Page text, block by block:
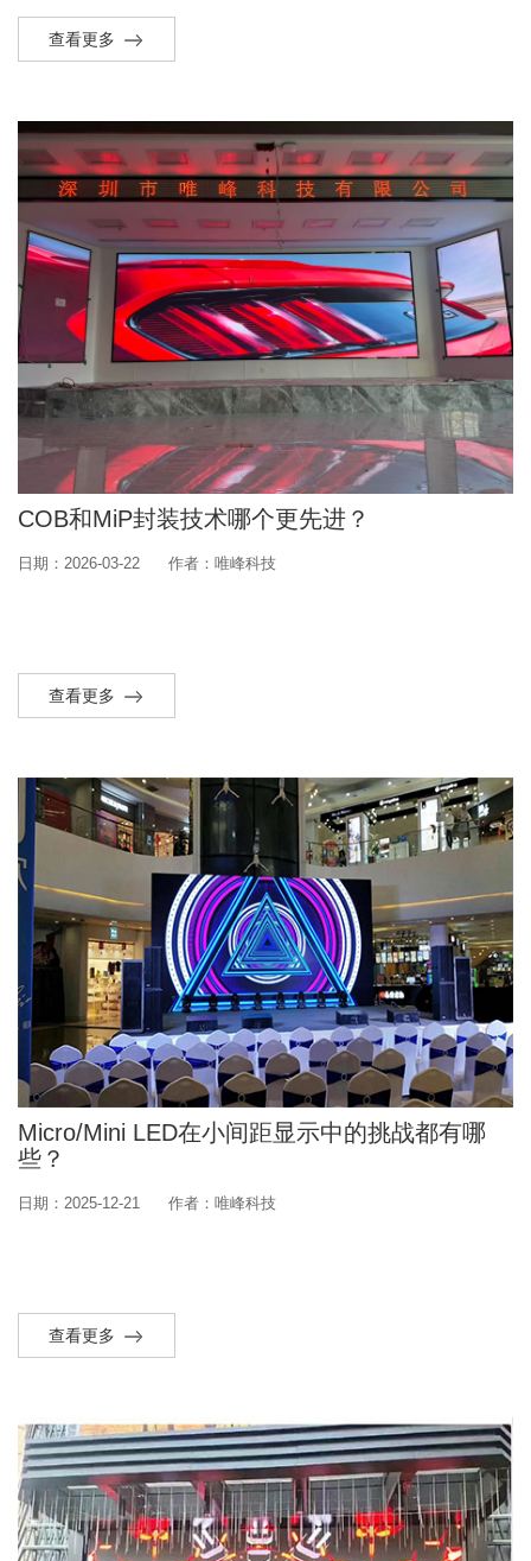
查看更多
COB和MiP封装技术哪个更先进？
日期：2026-03-22 作者：唯峰科技
查看更多
Micro/Mini LED在小间距显示中的挑战都有哪
些？
日期：2025-12-21 作者：唯峰科技
查看更多